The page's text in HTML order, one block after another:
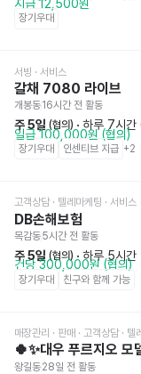
시급 12,500원
장기우대
서빙 · 서비스
갈채 7080 라이브
개봉동16시간 전 활동
주 5일 (협의) · 하루 7시간
일급 100,000원 (협의)
장기우대 인센티브 지급 +2
고객상담 · 텔레마케팅 · 서비스
DB손해보험
목감동5시간 전 활동
주 5일 (협의) · 하루 5시간
건당 300,000원 (협의)
장기우대 친구와 함께 가능
매장관리 · 판매 · 고객상담 · 텔
🍀✨대우 푸르지오 모
왕길동28일 전 활동